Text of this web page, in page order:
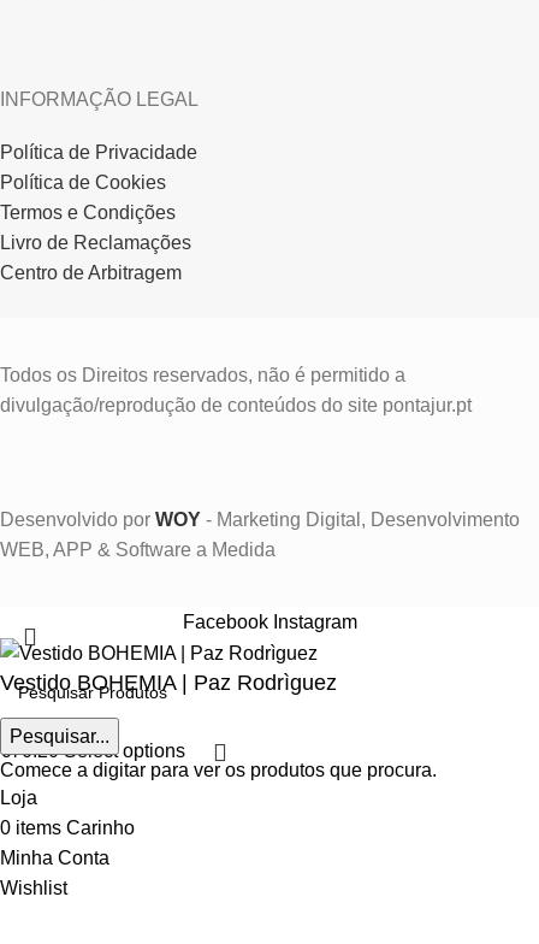
INFORMAÇÃO LEGAL
Política de Privacidade
Política de Cookies
Termos e Condições
Livro de Reclamações
Centro de Arbitragem
Todos os Direitos reservados, não é permitido a
divulgação/reprodução de conteúdos do site pontajur.pt
Desenvolvido por WOY - Marketing Digital, Desenvolvimento
WEB, APP & Software a Medida
Pesquisar...
Comece a digitar para ver os produtos que procura.
Facebook Instagram
Vestido BOHEMIA | Paz Rodrìguez
€70.20 Select options
Loja
0 items Carinho
Minha Conta
Wishlist